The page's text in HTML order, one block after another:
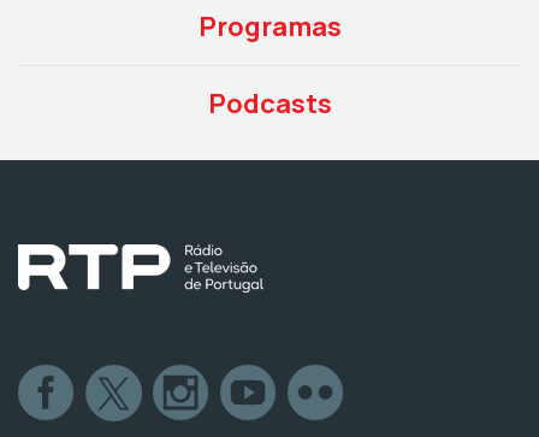
Programas
Podcasts